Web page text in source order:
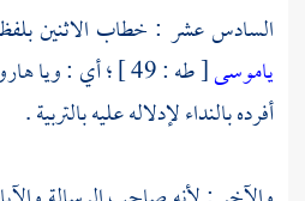
السادس عشر : خطاب الاثنين
ياموسى[ طه : 49 ] ؛ أي : ويا
أفرده بالنداء لإدلاله عليه بالتربية .